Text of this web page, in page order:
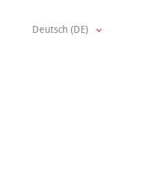
Deutsch (DE)